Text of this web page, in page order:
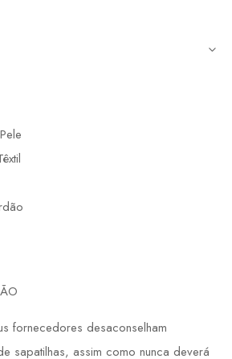
fornecedores desaconselham
sapatilhas, assim como nunca deverá